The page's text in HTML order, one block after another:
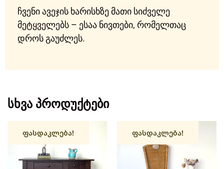
ჩვენი ავეჯის ხარისხზე მათი სიძველე
მეტყველებს – ესაა ნივთები, რომელთაც
დროს გაუძლეს.
სხვა პროდუქტები
ფასდაკლება! ფასდაკლება!